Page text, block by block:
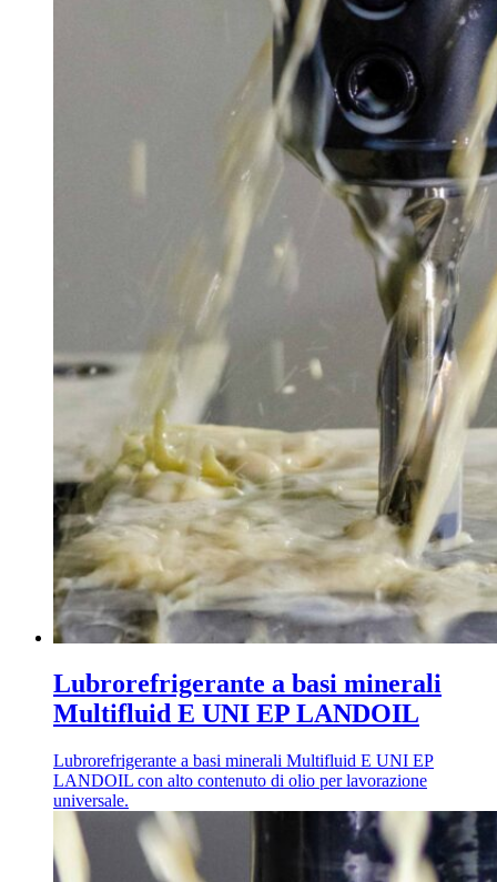
Lubrorefrigerante a basi minerali
Multifluid E UNI EP LANDOIL
Lubrorefrigerante a basi minerali Multifluid E UNI EP
LANDOIL con alto contenuto di olio per lavorazione
universale.